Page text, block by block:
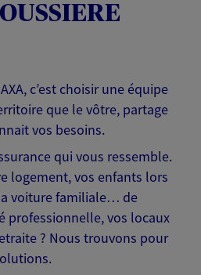
c’est choisir une équipe
que le vôtre, partage
vos besoins.
qui vous ressemble.
logement, vos enfants lors
voiture familiale… de
professionnelle, vos locaux
? Nous trouvons pour